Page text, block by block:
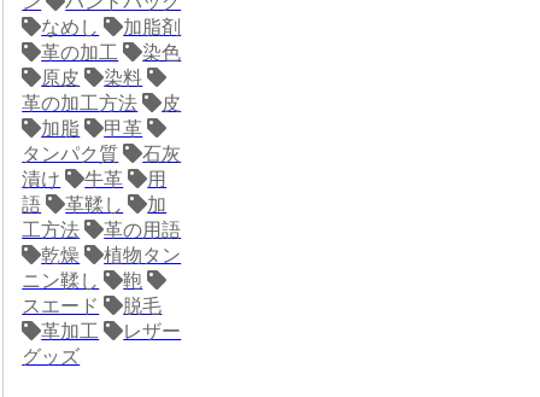
なめし
加脂剤
革の加工
染色
原皮
染料
革の加工方法
皮
加脂
甲革
タンパク質
石灰
漬け
牛革
用
語
革鞣し
加
工方法
革の用語
乾燥
植物タン
ニン鞣し
鞄
スエード
脱毛
革加工
レザー
グッズ